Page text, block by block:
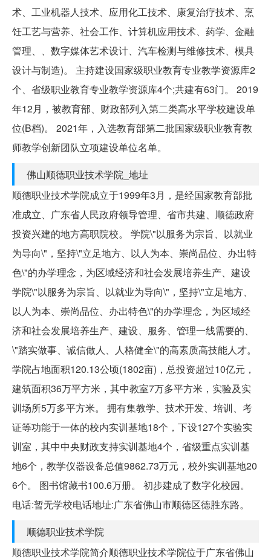
术、工业机器人技术、应用化工技术、康复治疗技术、烹
饪工艺与营养、社会工作、计算机应用技术、药学、金融
管理、、数字媒体艺术设计、汽车检测与维修技术、模具
设计与制造)。 主持建设国家级职业教育专业教学资源库2
个、省级职业教育专业教学资源库4个;共建有63门。 2019
年12月，被教育部、财政部列入第二类高水平学校建设单
位(B档)。 2021年，入选教育部第二批国家级职业教育教
师教学创新团队立项建设单位名单。
佛山顺德职业技术学院_地址
顺德职业技术学院成立于1999年3月，是经国家教育部批
准成立、广东省人民政府领导管理、省市共建、顺德政府
投资兴建的地方高职院校。 学院\"以服务为宗旨、以就业
为导向\"，坚持\"立足地方、以人为本、崇尚品位、办出特
色\"的办学理念，为区域经济和社会发展培养生产、建设
学院\"以服务为宗旨、以就业为导向\"，坚持\"立足地方、
以人为本、崇尚品位、办出特色\"的办学理念，为区域经
济和社会发展培养生产、建设、服务、管理一线需要的、
\"踏实做事、诚信做人、人格健全\"的高素质高技能人才。
学院占地面积120.13公顷(1802亩)，总投资超过10亿元，
建筑面积36万平方米，其中教室7万多平方米，实验及实
训场所5万多平方米。 拥有集教学、技术开发、培训、考
证等功能于一体的校内实训基地18个，下设127个实验实
训室，其中中央财政支持实训基地4个，省级重点实训基
地6个，教学仪器设备总值9862.73万元，校外实训基地20
6个。 图书馆藏书100.6万册。 初步建成了数字化校园。
电话:暂无学校电话地址:广东省佛山市顺德区德胜东路。
顺德职业技术学院
顺德职业技术学院简介顺德职业技术学院位于广东省佛山